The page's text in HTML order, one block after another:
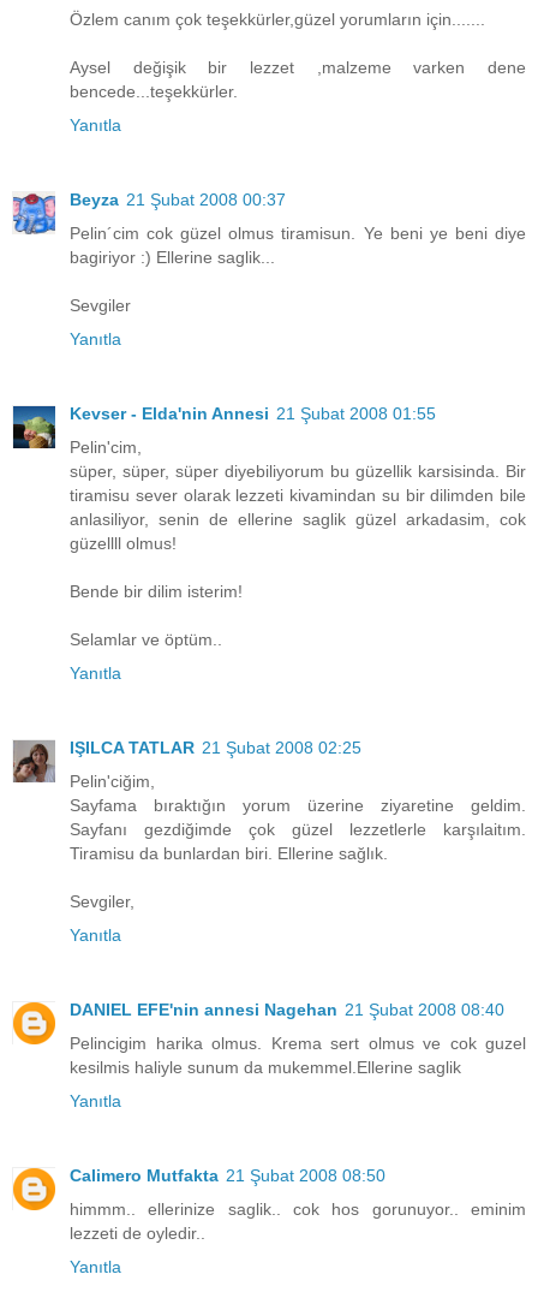
Özlem canım çok teşekkürler,güzel yorumların için.......
Aysel değişik bir lezzet ,malzeme varken dene
bencede...teşekkürler.
Yanıtla
Beyza 21 Şubat 2008 00:37
Pelin´cim cok güzel olmus tiramisun. Ye beni ye beni diye
bagiriyor :) Ellerine saglik...
Sevgiler
Yanıtla
Kevser - Elda'nin Annesi 21 Şubat 2008 01:55
Pelin'cim,
süper, süper, süper diyebiliyorum bu güzellik karsisinda. Bir
tiramisu sever olarak lezzeti kivamindan su bir dilimden bile
anlasiliyor, senin de ellerine saglik güzel arkadasim, cok
güzellll olmus!
Bende bir dilim isterim!
Selamlar ve öptüm..
Yanıtla
IŞILCA TATLAR 21 Şubat 2008 02:25
Pelin'ciğim,
Sayfama bıraktığın yorum üzerine ziyaretine geldim.
Sayfanı gezdiğimde çok güzel lezzetlerle karşılaitım.
Tiramisu da bunlardan biri. Ellerine sağlık.
Sevgiler,
Yanıtla
DANIEL EFE'nin annesi Nagehan 21 Şubat 2008 08:40
Pelincigim harika olmus. Krema sert olmus ve cok guzel
kesilmis haliyle sunum da mukemmel.Ellerine saglik
Yanıtla
Calimero Mutfakta 21 Şubat 2008 08:50
himmm.. ellerinize saglik.. cok hos gorunuyor.. eminim
lezzeti de oyledir..
Yanıtla